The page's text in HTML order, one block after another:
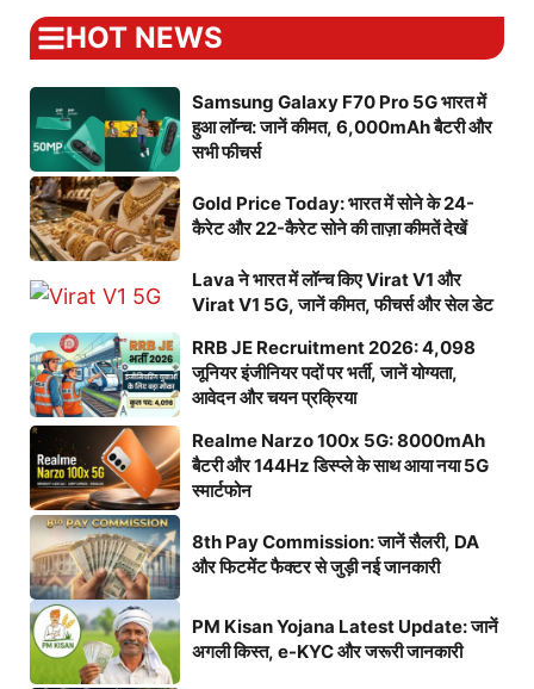
HOT NEWS
Samsung Galaxy F70 Pro 5G भारत में
हुआ लॉन्च: जानें कीमत, 6,000mAh बैटरी और
सभी फीचर्स
Gold Price Today: भारत में सोने के 24-
कैरेट और 22-कैरेट सोने की ताज़ा कीमतें देखें
Lava ने भारत में लॉन्च किए Virat V1 और
Virat V1 5G, जानें कीमत, फीचर्स और सेल डेट
RRB JE Recruitment 2026: 4,098
जूनियर इंजीनियर पदों पर भर्ती, जानें योग्यता,
आवेदन और चयन प्रक्रिया
Realme Narzo 100x 5G: 8000mAh
बैटरी और 144Hz डिस्प्ले के साथ आया नया 5G
स्मार्टफोन
8th Pay Commission: जानें सैलरी, DA
और फिटमेंट फैक्टर से जुड़ी नई जानकारी
PM Kisan Yojana Latest Update: जानें
अगली किस्त, e-KYC और जरूरी जानकारी